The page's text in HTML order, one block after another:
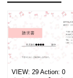
発生した際にも使
モノクロでシン
「返金領収書」の
レートとなりま
型サイズで用紙
VIEW: 29 Action: 0